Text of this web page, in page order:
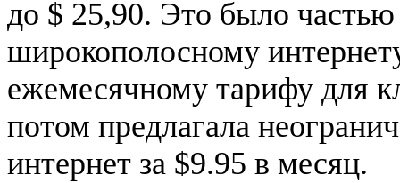
до $ 25,90. Это было
широкополосному
ежемесячному тарифу для
потом предлагала
интернет за $9.95 в месяц.